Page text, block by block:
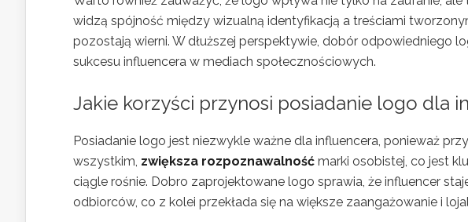
widzą spójność między wizualną identyfikacją a treściami
pozostają wierni. W dłuższej perspektywie, dobór odpowiedniego
sukcesu influencera w mediach społecznościowych.
Jakie korzyści przynosi posiadanie logo dla
Posiadanie logo jest niezwykle ważne dla influencera, ponieważ
wszystkim, zwiększa rozpoznawalność marki osobistej, co jest
ciągle rośnie. Dobro zaprojektowane logo sprawia, że influencer
odbiorców, co z kolei przekłada się na większe zaangażowanie i